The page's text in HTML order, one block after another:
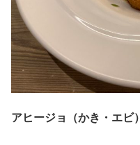
アヒージョ（かき・エビ）